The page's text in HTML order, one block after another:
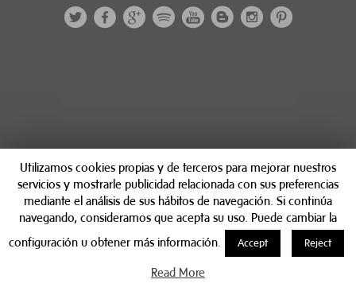
Utilizamos cookies propias y de terceros para mejorar nuestros
servicios y mostrarle publicidad relacionada con sus preferencias
mediante el análisis de sus hábitos de navegación. Si continúa
navegando, consideramos que acepta su uso. Puede cambiar la
configuración u obtener más información.
Accept Reject
Read More